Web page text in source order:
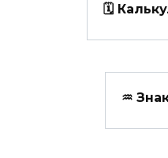
🗓️
♒